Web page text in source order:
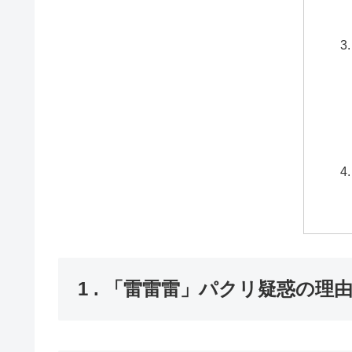
1 . 「雷雷雷」パクリ疑惑の理由